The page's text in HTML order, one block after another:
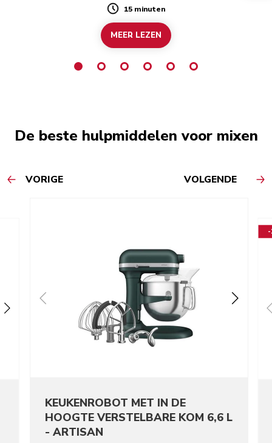
Duration
15 minuten
MEER LEZEN
De beste hulpmiddelen voor mixen
VORIGE VOLGENDE
KEUKEN­ROBOT MET IN DE
HOOGTE VERSTELBARE KOM 6,6 L
- ARTISAN
-